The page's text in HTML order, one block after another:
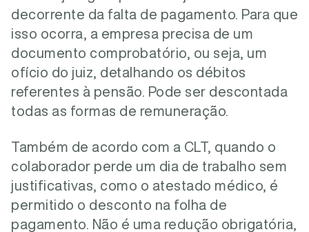
decorrente da falta de pagamento. Para que
isso ocorra, a empresa precisa de um
documento comprobatório, ou seja, um
ofício do juiz, detalhando os débitos
referentes à pensão. Pode ser descontada
todas as formas de remuneração.
Também de acordo com a CLT, quando o
colaborador perde um dia de trabalho sem
justificativas, como o atestado médico, é
permitido o desconto na folha de
pagamento. Não é uma redução obrigatória,